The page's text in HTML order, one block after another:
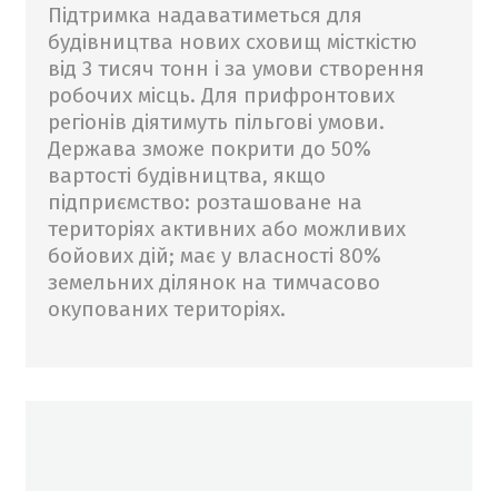
Підтримка надаватиметься для
будівництва нових сховищ місткістю
від 3 тисяч тонн і за умови створення
робочих місць. Для прифронтових
регіонів діятимуть пільгові умови.
Держава зможе покрити до 50%
вартості будівництва, якщо
підприємство: розташоване на
територіях активних або можливих
бойових дій; має у власності 80%
земельних ділянок на тимчасово
окупованих територіях.